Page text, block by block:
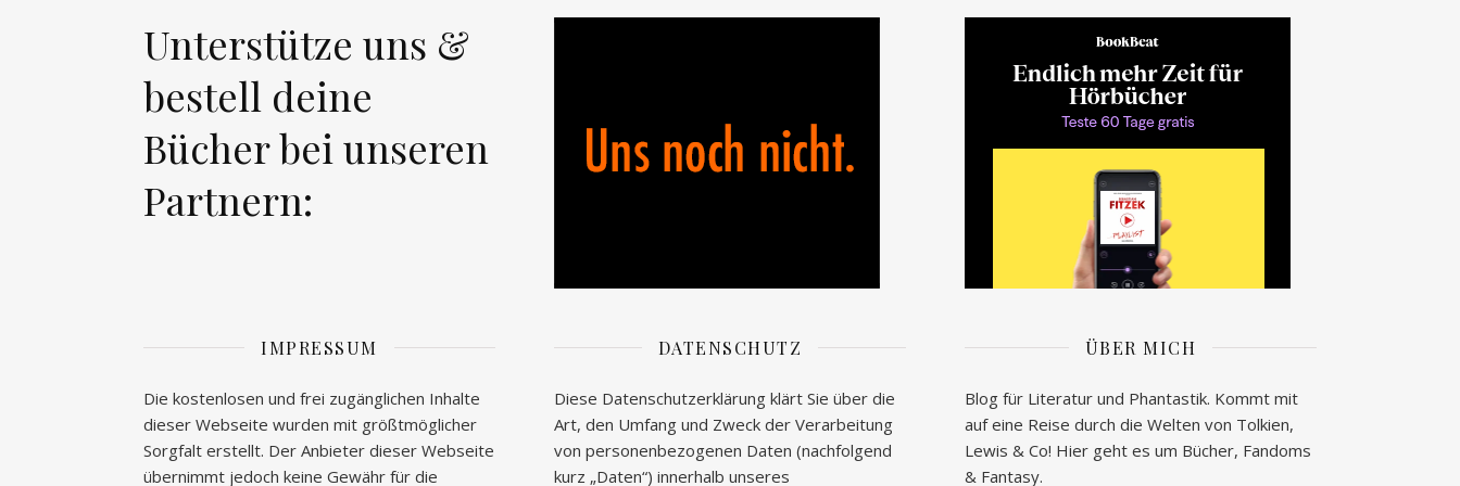
Unterstütze uns &
bestell deine
Bücher bei unseren
Partnern:
IMPRESSUM
Die kostenlosen und frei zugänglichen Inhalte
dieser Webseite wurden mit größtmöglicher
Sorgfalt erstellt. Der Anbieter dieser Webseite
übernimmt jedoch keine Gewähr für die
DATENSCHUTZ
Diese Datenschutzerklärung klärt Sie über die
Art, den Umfang und Zweck der Verarbeitung
von personenbezogenen Daten (nachfolgend
kurz „Daten“) innerhalb unseres
ÜBER MICH
Blog für Literatur und Phantastik. Kommt mit
auf eine Reise durch die Welten von Tolkien,
Lewis & Co! Hier geht es um Bücher, Fandoms
& Fantasy.